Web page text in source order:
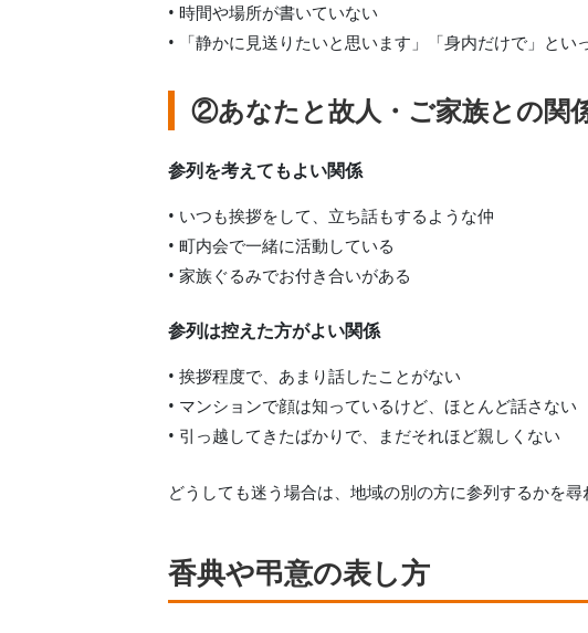
• 時間や場所が書いていない
• 「静かに見送りたいと思います」「身内だけで」とい
②あなたと故人・ご家族との関
参列を考えてもよい関係
• いつも挨拶をして、立ち話もするような仲
• 町内会で一緒に活動している
• 家族ぐるみでお付き合いがある
参列は控えた方がよい関係
• 挨拶程度で、あまり話したことがない
• マンションで顔は知っているけど、ほとんど話さない
• 引っ越してきたばかりで、まだそれほど親しくない
どうしても迷う場合は、地域の別の方に参列するかを尋
香典や弔意の表し方